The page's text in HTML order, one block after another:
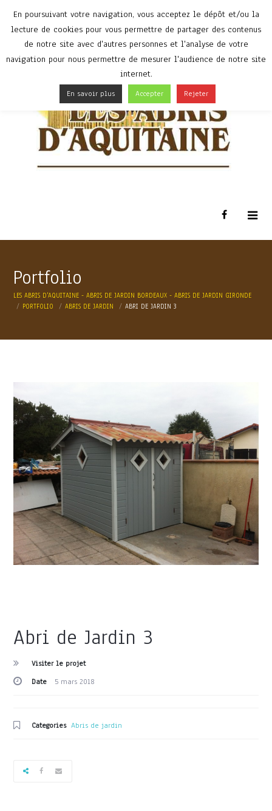
Portfolio
LES ABRIS D'AQUITAINE - ABRIS DE JARDIN BORDEAUX - ABRIS DE JARDIN GIRONDE
PORTFOLIO
ABRIS DE JARDIN ABRI DE JARDIN 3
Abri de Jardin 3
Visiter le projet
Date
5 mars 2018
Categories Abris de jardin
En poursuivant votre navigation, vous acceptez le dépôt et/ou la
lecture de cookies pour vous permettre de partager des contenus
de notre site avec d'autres personnes et l'analyse de votre
navigation pour nous permettre de mesurer l'audience de notre site
internet.
En savoir plus Accepter Rejeter